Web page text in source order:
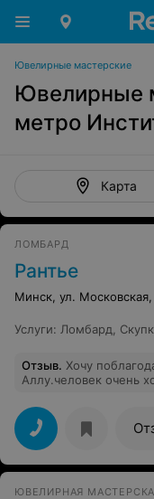
Ювелирные мастерские
Ювелирные
метро
Карта
ЛОМБАРД
Рантье
Минск, ул. Московская,
Услуги: Ломбард
Отзыв. Хочу
Аллу.человек очень
людей.спасибо вам
ЮВЕЛИРНАЯ